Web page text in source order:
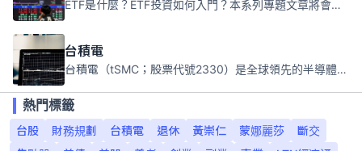
ETF是什麼？ETF投資如何入門？本系列專題文章將會告訴你新手必須知道的ETF基礎知識。
台積電
台積電（tSMC；股票代號2330）是全球領先的半導體代工公司，成立於1987年，總部位於台灣新竹。且已於美國、日本、德國及中國設廠，台積電是全球首家專業積體電路製造服務公司，也是全球最先進和最大規模的半導體代工廠。
熱門標籤
台股
財務規劃 台積電 退休 黃崇仁 蒙娜麗莎
斷交